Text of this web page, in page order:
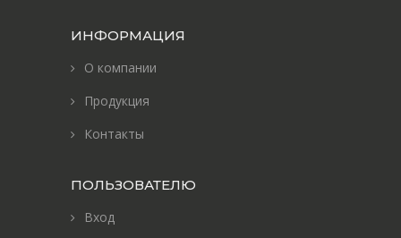
ИНФОРМАЦИЯ
О компании
Продукция
Контакты
ПОЛЬЗОВАТЕЛЮ
Вход